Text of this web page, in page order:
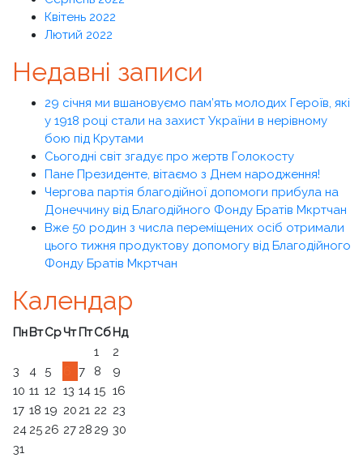
Квітень 2022
Лютий 2022
Недавні записи
29 січня ми вшановуємо пам’ять молодих Героїв, які
у 1918 році стали на захист України в нерівному
бою під Крутами
Сьогодні світ згадує про жертв Голокосту
Пане Президенте, вітаємо з Днем народження!
Чергова партія благодійної допомоги прибула на
Донеччину від Благодійного Фонду Братів Мкртчан
Вже 50 родин з числа переміщених осіб отримали
цього тижня продуктову допомогу від Благодійного
Фонду Братів Мкртчан
Календар
ПнВтСрЧт ПтСбНд
1
2
3
4 5 7 8
9
10 11 12 13 14 15 16
17 18 19 20 21 22 23
24 25 26 27 28 29 30
31